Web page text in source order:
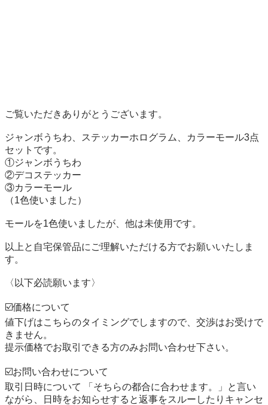
ご覧いただきありがとうございます。
ジャンボうちわ、ステッカーホログラム、カラーモール3点
セットです。
①ジャンボうちわ
②デコステッカー
③カラーモール
（1色使いました）
モールを1色使いましたが、他は未使用です。
以上と自宅保管品にご理解いただける方でお願いいたしま
す。
〈以下必読願います〉
☑️価格について
値下げはこちらのタイミングでしますので、交渉はお受けで
きません。
提示価格でお取引できる方のみお問い合わせ下さい。
☑️お問い合わせについて
取引日時について 「そちらの都合に合わせます。」と言い
ながら、日時をお知らせすると返事をスルーしたりキャンセ